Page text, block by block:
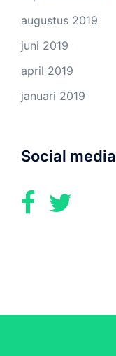
augustus 2019
juni 2019
april 2019
januari 2019
Social media